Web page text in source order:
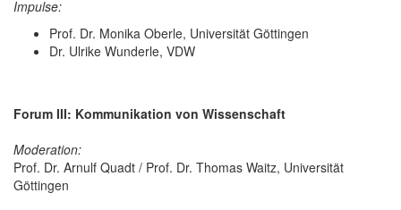
Impulse:
Prof. Dr. Monika Oberle, Universität Göttingen
Dr. Ulrike Wunderle, VDW
Forum III: Kommunikation von Wissenschaft
Moderation:
Prof. Dr. Arnulf Quadt / Prof. Dr. Thomas Waitz, Universität
Göttingen